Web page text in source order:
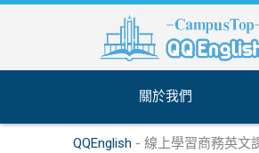
跳
要
關於我們
QQEnglish - 線上學習商務英文